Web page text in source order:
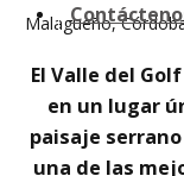
Malagueño,
El Valle del
en un lugar
paisaje
una de las